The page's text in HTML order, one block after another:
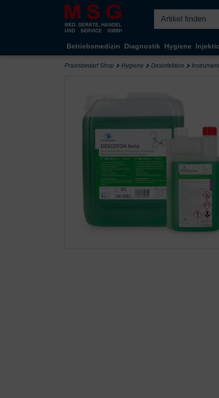
Kompletten Head der Seite überspringen
Betriebsmedizin Diagnostik Hygiene
Praxisbedarf Shop Hygiene Desinfektion